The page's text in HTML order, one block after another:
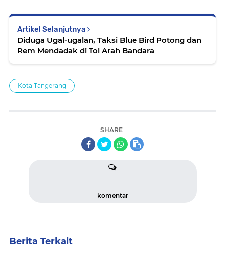
Artikel Selanjutnya
Diduga Ugal-ugalan, Taksi Blue Bird Potong dan
Rem Mendadak di Tol Arah Bandara
Kota Tangerang
SHARE
komentar
Berita Terkait